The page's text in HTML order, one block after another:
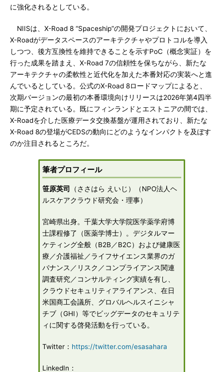
に強化されるとしている。
NIISは、X-Road 8 “Spaceship”の開発プロジェクトにおいて、
X-Roadがデータスペースのアーキテクチャやプロトコルを導入
しつつ、後方互換性を維持できることを示すPoC（概念実証）を
行った成果を踏まえ、X-Road 7の信頼性を保ちながら、新たな
アーキテクチャの柔軟性と近代化を加えた本番対応の実装へと進
んでいるとしている。公式のX-Road 8ロードマップによると、
次期バージョンの最初の本番環境向けリリースは2026年第4四半
期に予定されている。既にフィンランドとエストニアの間では、
X-Roadを介した医療データ交換基盤が運用されており、新たな
X-Road 8の登場がCEDSの動向にどのようなインパクトを及ぼす
のか注目されるところだ。
筆者プロフィール
笹原英司
（ささはら えいじ）（NPO法人ヘ
ルスケアクラウド研究会・理事）
宮崎県出身。千葉大学大学院医学薬学府博
士課程修了（医薬学博士）。デジタルマー
ケティング全般（B2B／B2C）および健康医
療／介護福祉／ライフサイエンス業界のガ
バナンス／リスク／コンプライアンス関連
調査研究／コンサルティング実績を有し、
クラウドセキュリティアライアンス、在日
米国商工会議所、グロバルヘルスイニシャ
チブ（GHI）等でビッグデータのセキュリテ
ィに関する啓発活動を行っている。
Twitter： https://twitter.com/esasahara
LinkedIn：